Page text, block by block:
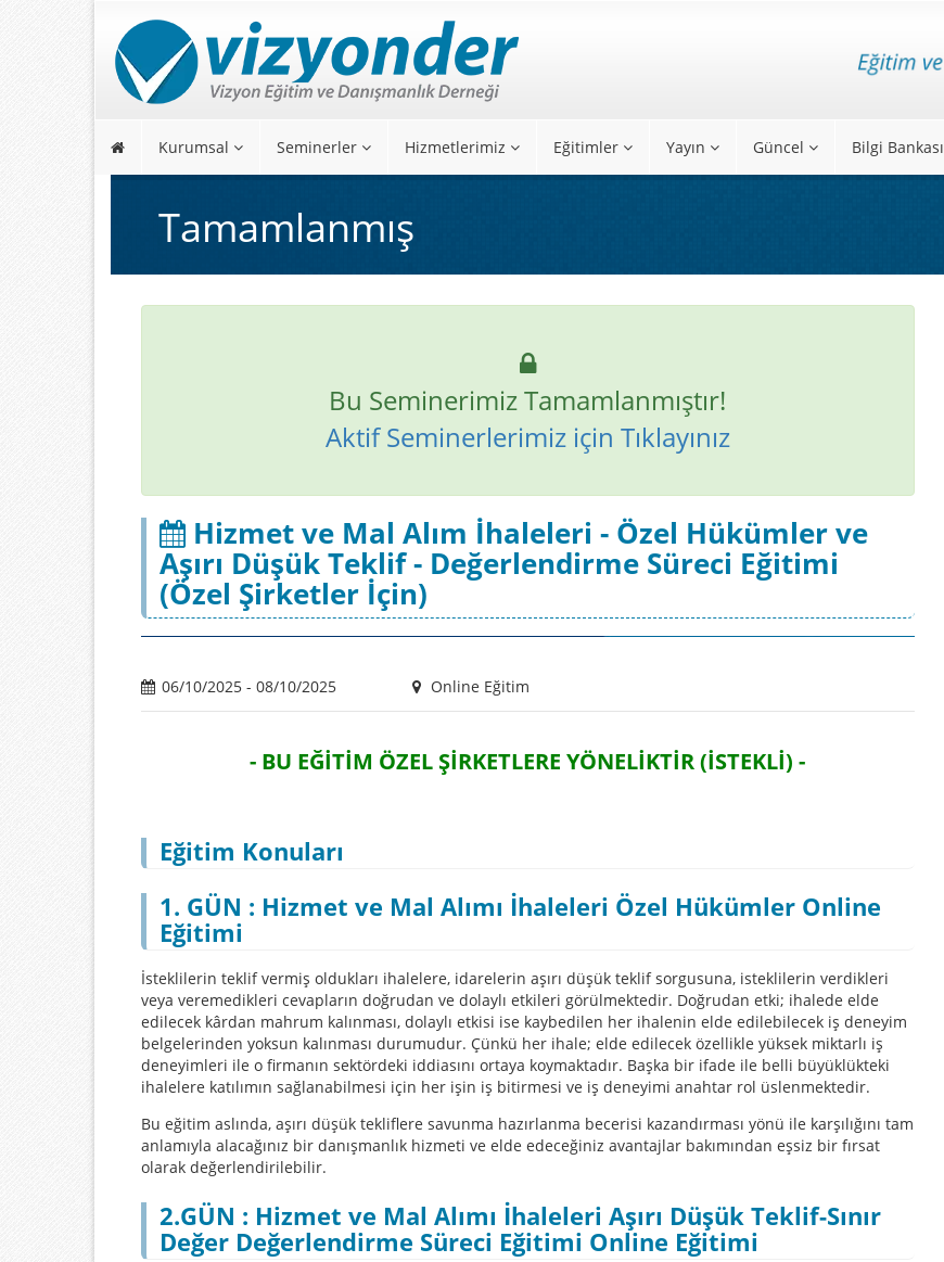
Kurumsal Seminerler Hizmetlerimiz Eğitimler Yayın Güncel Bilgi Bankası
Tamamlanmış
Bu Seminerimiz Tamamlanmıştır!
Aktif Seminerlerimiz için Tıklayınız
Hizmet ve Mal Alım İhaleleri - Özel Hükümler ve
Aşırı Düşük Teklif - Değerlendirme Süreci Eğitimi
(Özel Şirketler İçin)
06/10/2025 - 08/10/2025 Online Eğitim
- BU EĞİTİM ÖZEL ŞİRKETLERE YÖNELİKTİR (İSTEKLİ) -
Eğitim Konuları
1. GÜN : Hizmet ve Mal Alımı İhaleleri Özel Hükümler Online
Eğitimi
İsteklilerin teklif vermiş oldukları ihalelere, idarelerin aşırı düşük teklif sorgusuna, isteklilerin verdikleri
veya veremedikleri cevapların doğrudan ve dolaylı etkileri görülmektedir. Doğrudan etki; ihalede elde
edilecek kârdan mahrum kalınması, dolaylı etkisi ise kaybedilen her ihalenin elde edilebilecek iş deneyim
belgelerinden yoksun kalınması durumudur. Çünkü her ihale; elde edilecek özellikle yüksek miktarlı iş
deneyimleri ile o firmanın sektördeki iddiasını ortaya koymaktadır. Başka bir ifade ile belli büyüklükteki
ihalelere katılımın sağlanabilmesi için her işin iş bitirmesi ve iş deneyimi anahtar rol üslenmektedir.
Bu eğitim aslında, aşırı düşük tekliflere savunma hazırlanma becerisi kazandırması yönü ile karşılığını tam
anlamıyla alacağınız bir danışmanlık hizmeti ve elde edeceğiniz avantajlar bakımından eşsiz bir fırsat
olarak değerlendirilebilir.
2.GÜN : Hizmet ve Mal Alımı İhaleleri Aşırı Düşük Teklif-Sınır
Değer Değerlendirme Süreci Eğitimi Online Eğitimi